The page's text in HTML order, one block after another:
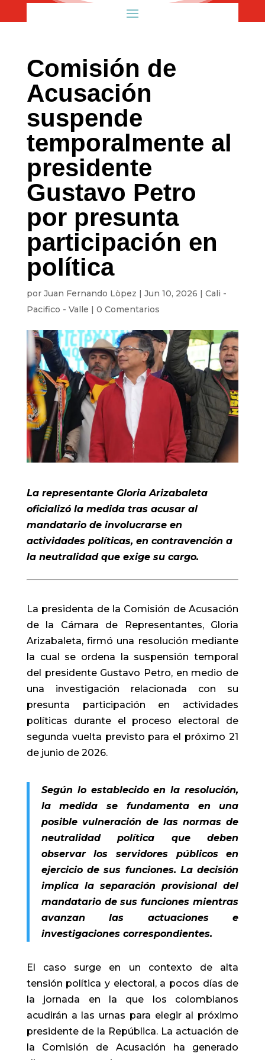
Comisión de
Acusación
suspende
temporalmente al
presidente
Gustavo Petro
por presunta
participación en
política
por Juan Fernando Lòpez | Jun 10, 2026 | Cali -
Pacifico - Valle | 0 Comentarios
La representante Gloria Arizabaleta
oficializó la medida tras acusar al
mandatario de involucrarse en
actividades políticas, en contravención a
la neutralidad que exige su cargo.
La presidenta de la Comisión de Acusación
de la Cámara de Representantes, Gloria
Arizabaleta, firmó una resolución mediante
la cual se ordena la suspensión temporal
del presidente Gustavo Petro, en medio de
una investigación relacionada con su
presunta participación en actividades
políticas durante el proceso electoral de
segunda vuelta previsto para el próximo 21
de junio de 2026.
Según lo establecido en la resolución,
la medida se fundamenta en una
posible vulneración de las normas de
neutralidad política que deben
observar los servidores públicos en
ejercicio de sus funciones. La decisión
implica la separación provisional del
mandatario de sus funciones mientras
avanzan las actuaciones e
investigaciones correspondientes.
El caso surge en un contexto de alta
tensión política y electoral, a pocos días de
la jornada en la que los colombianos
acudirán a las urnas para elegir al próximo
presidente de la República. La actuación de
la Comisión de Acusación ha generado